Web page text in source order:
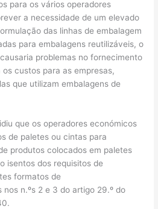
para os vários operadores
a necessidade de um elevado
das linhas de embalagem
para embalagens reutilizáveis, o
problemas no fornecimento
custos para as empresas,
que utilizam embalagens de
que os operadores económicos
de paletes ou cintas para
produtos colocados em paletes
isentos dos requisitos de
formatos de
n.ºs 2 e 3 do artigo 29.º do